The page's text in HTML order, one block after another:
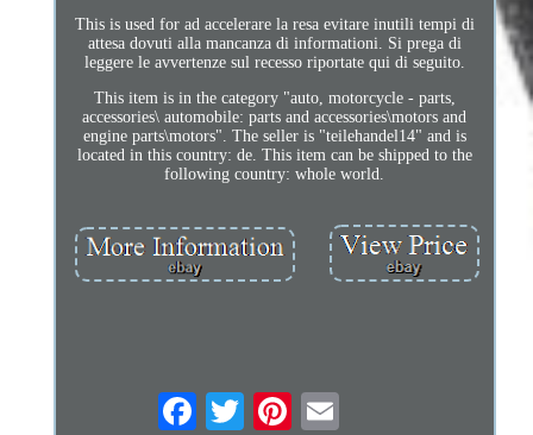
This is used for ad accelerare la resa evitare inutili tempi di
attesa dovuti alla mancanza di informationi. Si prega di
leggere le avvertenze sul recesso riportate qui di seguito.
This item is in the category "auto, motorcycle - parts,
accessories\ automobile: parts and accessories\motors and
engine parts\motors". The seller is "teilehandel14" and is
located in this country: de. This item can be shipped to the
following country: whole world.